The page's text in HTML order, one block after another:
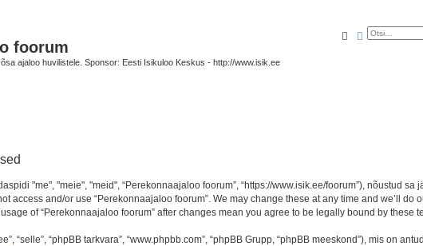
foorum
ajaloo huvilistele. Sponsor: Eesti Isikuloo Keskus - http://www.isik.ee
Otsi Täiendatud
"me", "meie", "meid", “Perekonnaajaloo foorum”, “https://www.isik.ee/foorum”), nõustud
access and/or use “Perekonnaajaloo foorum”. We may change these at any time and we’ll do
of “Perekonnaajaloo foorum” after changes mean you agree to be legally bound by these
“selle”, “phpBB tarkvara”, “www.phpbb.com”, “phpBB Grupp, “phpBB meeskond”), mis on